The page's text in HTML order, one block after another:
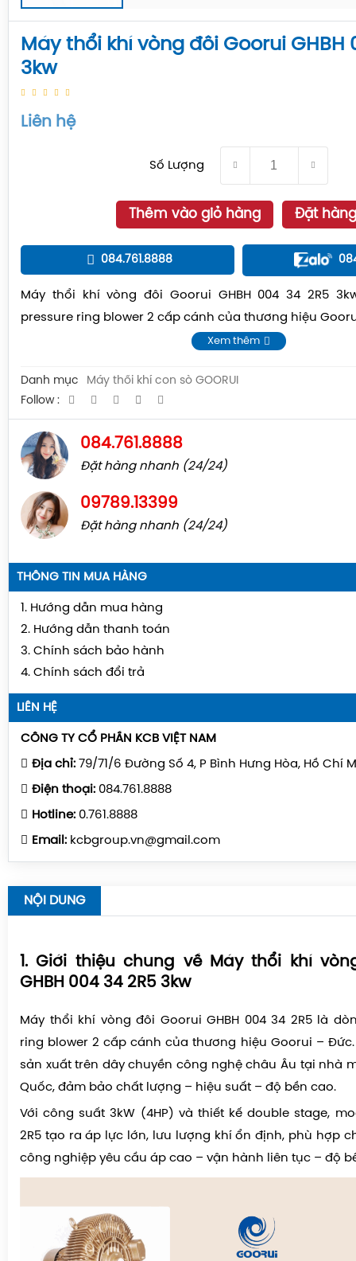
Máy thổi khí vòng đôi Goorui GHBH
3kw
Liên hệ
Số Lượng
Thêm vào giỏ hàng Đặt hàng
084.761.8888
Máy thổi khí vòng đôi Goorui GHBH 004 34 2R5
pressure ring blower 2 cấp cánh của thương hiệu
Xem thêm
Danh mục
Máy thổi khí con sò GOORUI
Follow :
084.761.8888
Đặt hàng nhanh (24/24)
09789.13399
Đặt hàng nhanh (24/24)
THÔNG TIN MUA HÀNG
1. Hướng dẫn mua hàng
2. Hướng dẫn thanh toán
3. Chính sách bảo hành
4. Chính sách đổi trả
LIÊN HỆ
CÔNG TY CỔ PHẦN KCB VIỆT NAM
Địa chỉ: 79/71/6 Đường Số 4, P Bình Hưng Hòa, Hồ Chí
Điện thoại: 084.761.8888
Hotline: 0.761.8888
Email: kcbgroup.vn@gmail.com
NỘI DUNG
1. Giới thiệu chung về Máy thổi khí
GHBH 004 34 2R5 3kw
Máy thổi khí vòng đôi Goorui GHBH 004 34 2R5là
ring blower 2 cấp cánh của thương hiệu Goorui –
sản xuất trên dây chuyền công nghệ châu Âu tại nhà
Quốc, đảm bảo chất lượng – hiệu suất – độ bền cao.
Vớicông suất 3kW (4HP) và thiết kếdouble stage,
2R5 tạo raáp lực lớn, lưu lượng khí ổn định, phù hợp
công nghiệp yêu cầu áp cao – vận hành liên tục – độ